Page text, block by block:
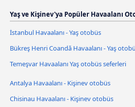
Yaş ve Kişinev'ya Popüler Havaalanı
İstanbul Havaalanı - Yaş otobüs
Bükreş Henri Coandǎ Havaalanı - Yaş
Temeşvar Havaalanı Yaş otobüs seferleri
Antalya Havaalanı - Kişinev otobüs
Chisinau Havaalanı - Kişinev otobüs